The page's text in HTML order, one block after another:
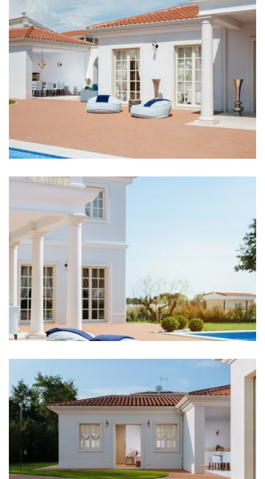
Waschmaschine
Haartrockner
Bügeleisen
Herd
Ofen
Kühlschrank
Wasserkocher
Toaster
Kaffeemaschine
Geschirr
Hochstuhl